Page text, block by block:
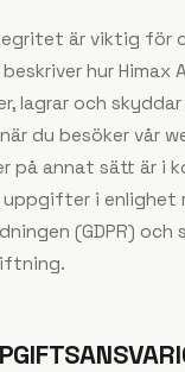
är viktig för
hur Himax
lagrar och
du besöker vår
på annat sätt är i
uppgifter i enlighet
(GDPR) och